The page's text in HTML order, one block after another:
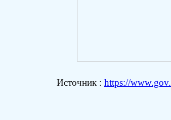
Источник : https://